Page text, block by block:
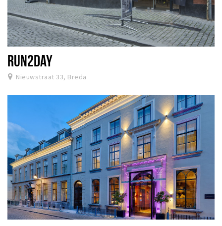
RUN2DAY
Nieuwstraat 33, Breda